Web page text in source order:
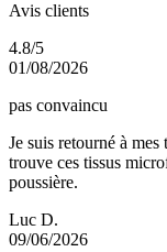
Avis clients
4.8/5
01/08/2026
pas convaincu
Je suis retourné à
trouve ces tissus
poussière.
Luc D.
09/06/2026